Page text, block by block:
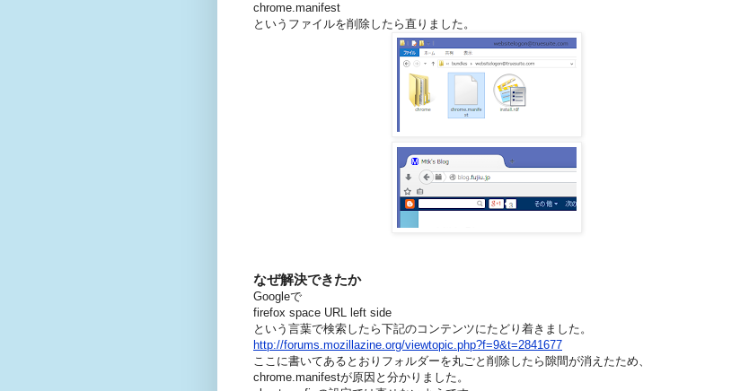
chrome.manifest
というファイルを削除したら直りました。
なぜ解決できたか
Googleで
firefox space URL left side
という言葉で検索したら下記のコンテンツにたどり着きました。
http://forums.mozillazine.org/viewtopic.php?f=9&t=2841677
ここに書いてあるとおりフォルダーを丸ごと削除したら隙間が消えたため、
chrome.manifestが原因と分かりました。